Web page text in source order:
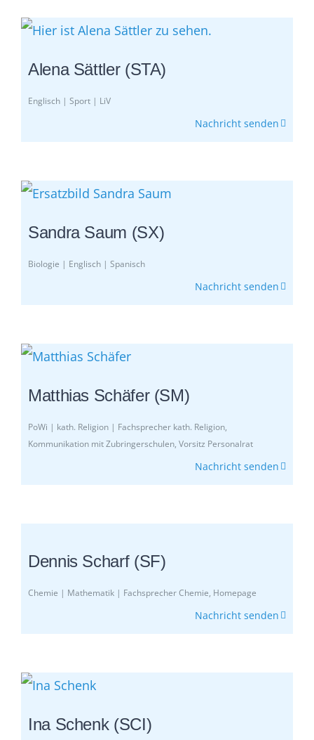
Alena Sättler (STA)
Englisch | Sport | LiV
Nachricht senden
Sandra Saum (SX)
Biologie | Englisch | Spanisch
Nachricht senden
Matthias Schäfer (SM)
PoWi | kath. Religion | Fachsprecher kath. Religion,
Kommunikation mit Zubringerschulen, Vorsitz Personalrat
Nachricht senden
Dennis Scharf (SF)
Chemie | Mathematik | Fachsprecher Chemie, Homepage
Nachricht senden
Ina Schenk (SCI)